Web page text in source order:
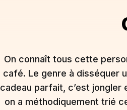
On connaît tous cette
café. Le genre à disséquer
cadeau parfait, c’est
on a méthodiquement trié